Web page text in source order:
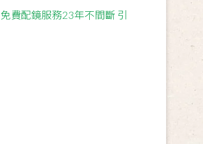
費配鏡服務23年不間斷 引